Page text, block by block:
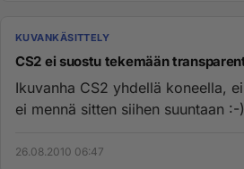
KUVANKÄSITTELY
CS2 ei suostu tekemään
Ikuvanha CS2 yhdellä koneella,
ei mennä sitten siihen suuntaan :-) Ongelma on
26.08.2010 06:47